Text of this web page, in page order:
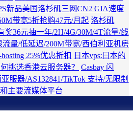
新品美国洛杉矶三网CN2 GIA速度
带宽5折抢购47元/月起 洛杉矶
奖36元抽一年/2H/4G/30M/4T流量/线
流量/低延迟/200M带宽/西伯利亚机房
hosting 25%优惠折扣
日本vps:日本的
挑选香港云服务器？
Casbay 闪
服器/AS132841/TikTok 支持/无限制
主要流媒体平台